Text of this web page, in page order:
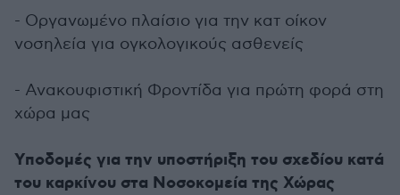
- Οργανωμένο πλαίσιο για την κατ οίκον
νοσηλεία για ογκολογικούς ασθενείς
- Ανακουφιστική Φροντίδα για πρώτη φορά στη
χώρα μας
Υποδομές για την υποστήριξη του σχεδίου κατά
του καρκίνου στα Νοσοκομεία της Χώρας